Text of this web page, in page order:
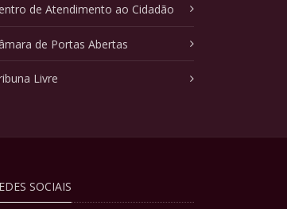
de Atendimento ao Cidadão
de Portas Abertas
Livre
SOCIAIS